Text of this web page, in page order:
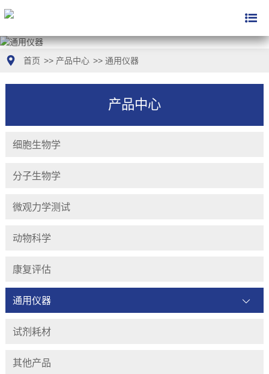
首页 >> 产品中心 >> 通用仪器
产品中心
细胞生物学
分子生物学
微观力学测试
动物科学
康复评估
通用仪器
试剂耗材
其他产品